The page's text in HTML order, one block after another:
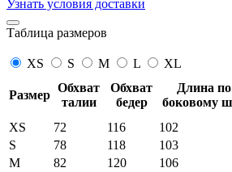
Узнать условия доставки
Таблица размеров
XS S M L XL
Размер
Обхват
талии
Обхват
бедер
Длина по
боковому
XS
72 116 102
S
78 118 103
M
82 120 106